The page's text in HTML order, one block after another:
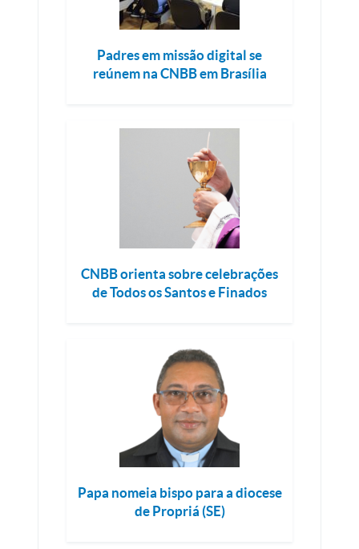
Padres em missão digital se
reúnem na CNBB em Brasília
CNBB orienta sobre celebrações
de Todos os Santos e Finados
Papa nomeia bispo para a diocese
de Propriá (SE)